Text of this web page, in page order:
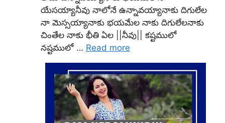
యేసయ్యానీవు నాలోనే ఉన్నావయ్యానాకు దిగులేల
నా మెస్సయ్యానాకు భయమేల నాకు దిగులేలనాకు
చింతేల నాకు భీతి ఏల ||నీవు|| కష్టములో
నష్టములో … Read more